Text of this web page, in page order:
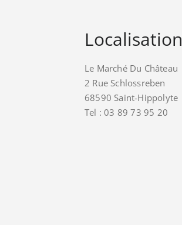
Localisation
Le Marché Du Château
2 Rue Schlossreben
68590 Saint-Hippolyte
Tel : 03 89 73 95 20